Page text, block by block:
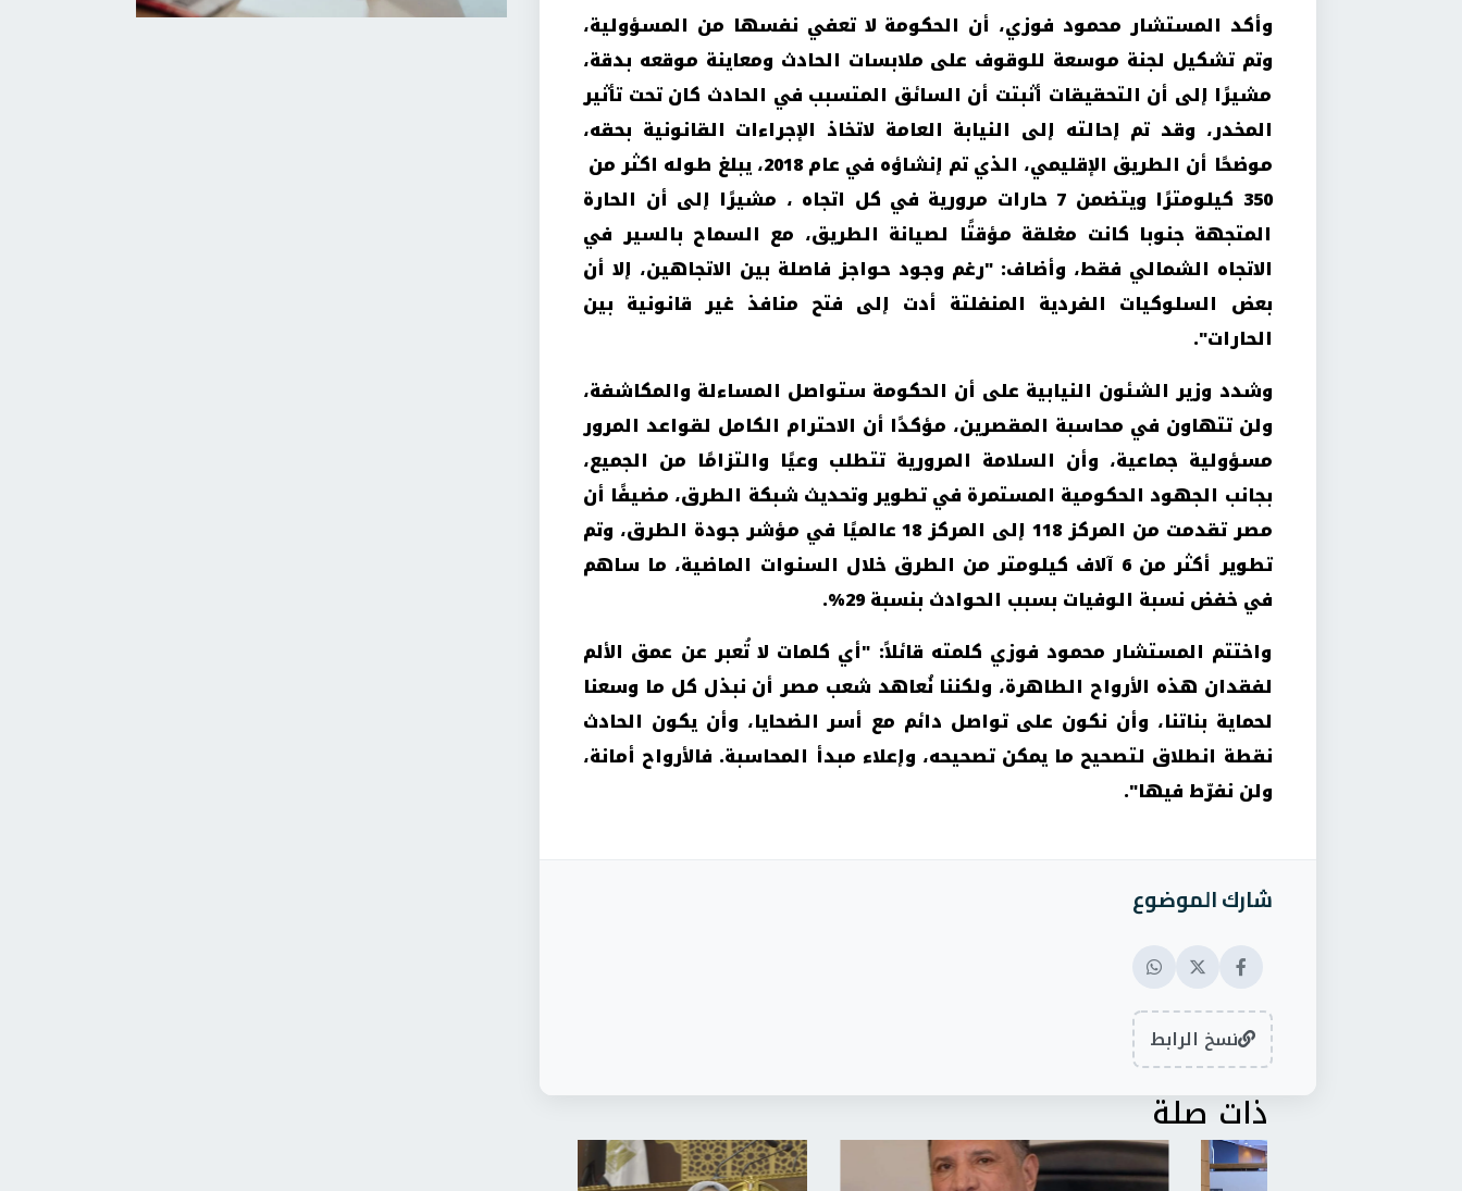
وأكد المستشار محمود فوزي، أن الحكومة لا تعفي نفسها من المسؤولية،
وتم تشكيل لجنة موسعة للوقوف على ملابسات الحادث ومعاينة موقعه بدقة،
مشيرًا إلى أن التحقيقات أثبتت أن السائق المتسبب في الحادث كان تحت تأثير
المخدر، وقد تم إحالته إلى النيابة العامة لاتخاذ الإجراءات القانونية بحقه،
موضحًا أن الطريق الإقليمي، الذي تم إنشاؤه في عام 2018، يبلغ طوله اكثر من
350 كيلومترًا ويتضمن 7 حارات مرورية في كل اتجاه ، مشيرًا إلى أن الحارة
المتجهة جنوبا كانت مغلقة مؤقتًا لصيانة الطريق، مع السماح بالسير في
الاتجاه الشمالي فقط، وأضاف: "رغم وجود حواجز فاصلة بين الاتجاهين، إلا أن
بعض السلوكيات الفردية المنفلتة أدت إلى فتح منافذ غير قانونية بين
الحارات".
وشدد وزير الشئون النيابية على أن الحكومة ستواصل المساءلة والمكاشفة،
ولن تتهاون في محاسبة المقصرين، مؤكدًا أن الاحترام الكامل لقواعد المرور
مسؤولية جماعية، وأن السلامة المرورية تتطلب وعيًا والتزامًا من الجميع،
بجانب الجهود الحكومية المستمرة في تطوير وتحديث شبكة الطرق، مضيفًا أن
مصر تقدمت من المركز 118 إلى المركز 18 عالميًا في مؤشر جودة الطرق، وتم
تطوير أكثر من 6 آلاف كيلومتر من الطرق خلال السنوات الماضية، ما ساهم
في خفض نسبة الوفيات بسبب الحوادث بنسبة 29 %.
واختتم المستشار محمود فوزي كلمته قائلاً: "أي كلمات لا تُعبر عن عمق الألم
لفقدان هذه الأرواح الطاهرة، ولكننا نُعاهد شعب مصر أن نبذل كل ما وسعنا
لحماية بناتنا، وأن نكون على تواصل دائم مع أسر الضحايا، وأن يكون الحادث
نقطة انطلاق لتصحيح ما يمكن تصحيحه، وإعلاء مبدأ المحاسبة. فالأرواح أمانة،
ولن نفرّط فيها".
شارك الموضوع
نسخ الرابط
ذات صلة